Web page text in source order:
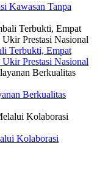
Kawasan Tanpa
Terbukti, Empat
Prestasi Nasional
Berkualitas
Kolaborasi